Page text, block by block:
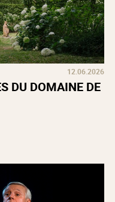
12.06.2026
DU DOMAINE DE